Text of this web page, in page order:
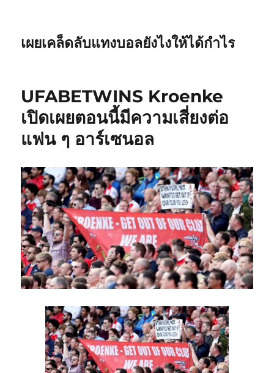
เผยเคล็ดลับแทงบอลยังไงให้ได้กำไร
UFABETWINS Kroenke
เปิดเผยตอนนี้มีความเสี่ยงต่อ
แฟน ๆ อาร์เซนอล